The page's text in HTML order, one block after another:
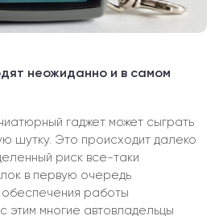
неожиданно и в самом
гаджет может сыграть
шутку. Это происходит далеко
риск все-таки
в первую очередь
работы
этим многие автовладельцы